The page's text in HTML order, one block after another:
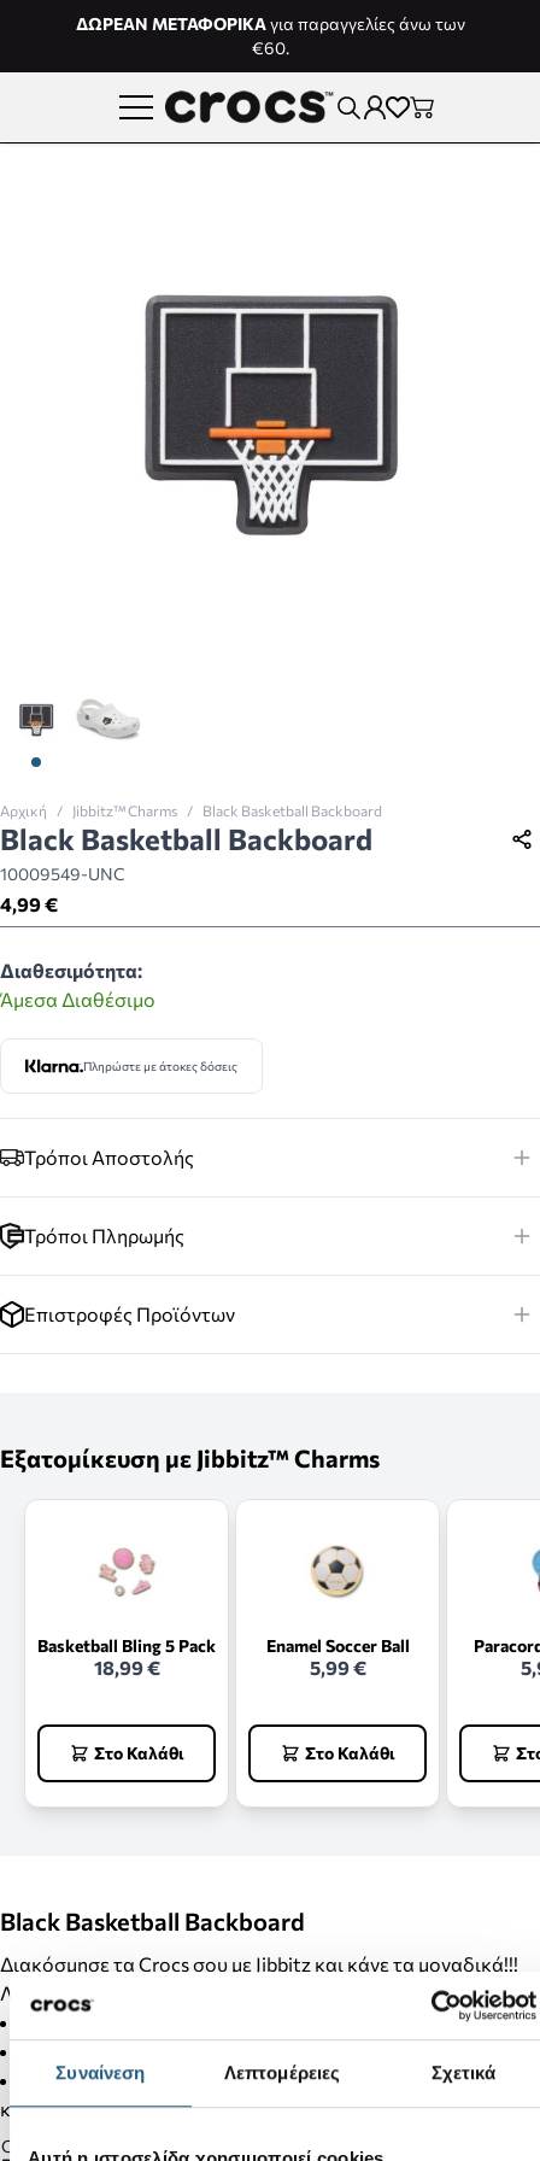
Συναίνεση Λεπτομέρειες Σχετικά
Μετάβαση στο περιεχόμενο
ΔΩΡΕΑΝ ΜΕΤΑΦΟΡΙΚΑγια παραγγελίες άνω των
€60.
View larger image
Αρχική / Jibbitz™ Charms / Black Basketball Backboard
Black Basketball Backboard
10009549-UNC
4,99 €
Διαθεσιμότητα:
Άμεσα Διαθέσιμο
Πληρώστε με άτοκες δόσεις
Τρόποι Αποστολής
Τρόποι Πληρωμής
Επιστροφές Προϊόντων
Εξατομίκευση με Jibbitz™ Charms
Basketball Bling 5 Pack
18,99 €
Στο Καλάθι
Enamel Soccer Ball
5,99 €
Στο Καλάθι
Black Basketball Backboard
Διακόσμησε τα Crocs σου με Jibbitz και κάνε τα μοναδικά!!!
Λεπτομέρειες Προϊόντος:
Στα προϊόντα της κατηγορίας Jibbitz δεν γίνονται αλλαγές
και επιστροφές.
Gender: